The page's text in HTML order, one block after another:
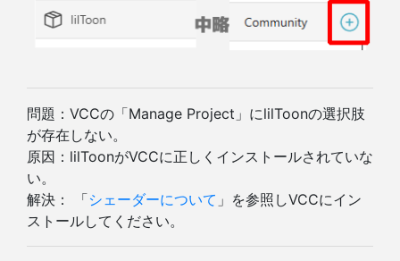
問題：VCCの「Manage Project」にlilToonの選択肢
が存在しない。
原因：lilToonがVCCに正しくインストールされていな
い。
解決： 「シェーダーについて 」を参照しVCCにイン
ストールしてください。